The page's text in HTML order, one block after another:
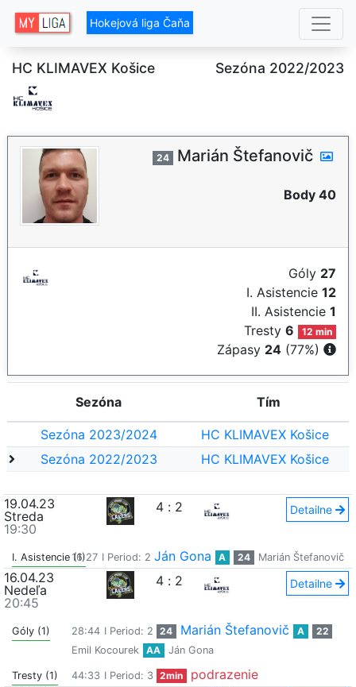
Hokejová liga Čaňa
HC KLIMAVEX Košice Sezóna 2022/2023
24 Marián Štefanovič
Body 40
Góly 27
I. Asistencie 12
II. Asistencie 1
Tresty6 12 min
Zápasy 24 (77%)
Sezóna Tím
Sezóna 2023/2024
HC KLIMAVEX Košice
Sezóna 2022/2023
HC KLIMAVEX Košice
19.04.23
Streda
19:30
4 : 2 Detailne
I. Asistencie (1)16:27 I Period: 2 Ján Gona A 24 Marián Štefanovič
16.04.23
Nedeľa
20:45
4 : 2 Detailne
Góly (1) 28:44 I Period: 2 24 Marián Štefanovič A
22
Emil Kocourek
AA Ján Gona
Tresty (1) 44:33 I Period: 3 2min
podrazenie